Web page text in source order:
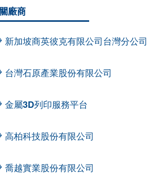
廠商
新加坡商英彼克有限公司台灣分公司
台灣石原產業股份有限公司
金屬3D列印服務平台
高柏科技股份有限公司
喬越實業股份有限公司